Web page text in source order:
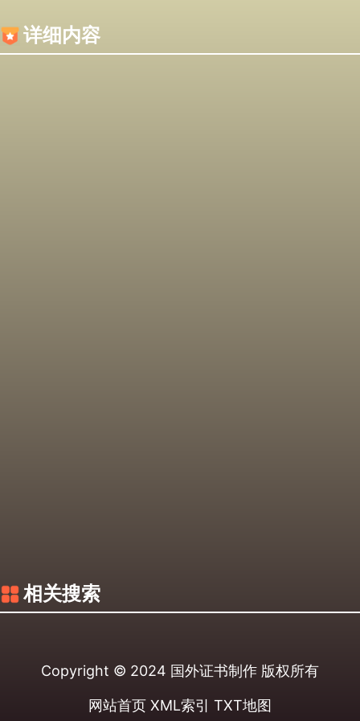
详细内容
相关搜索
Copyright © 2024 国外证书制作 版权所有
网站首页 XML索引 TXT地图